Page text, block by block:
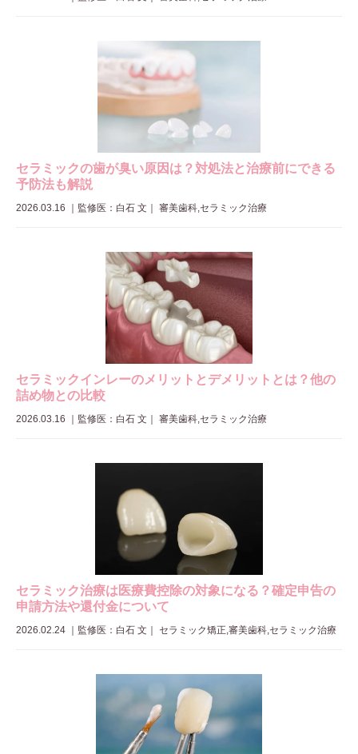
セラミックの歯が臭い原因は？対処法と治療前にできる
予防法も解説
2026.03.16 監修医：白石 文 ｜ 審美歯科,セラミック治療
セラミックインレーのメリットとデメリットとは？他の
詰め物との比較
2026.03.16 監修医：白石 文 ｜ 審美歯科,セラミック治療
セラミック治療は医療費控除の対象になる？確定申告の
申請方法や還付金について
2026.02.24 監修医：白石 文 ｜ セラミック矯正,審美歯科,セラミック治療